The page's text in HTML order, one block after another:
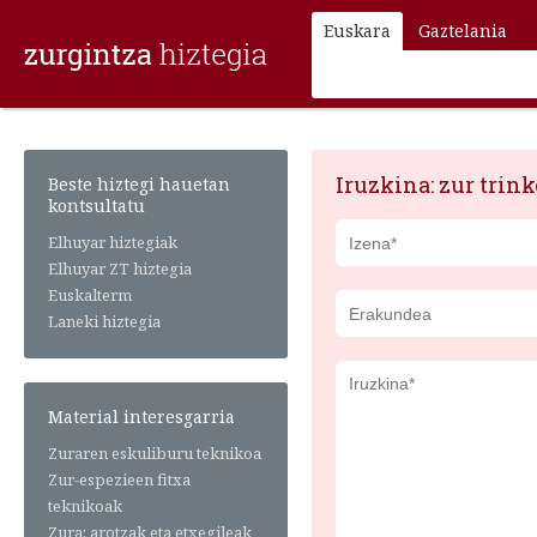
Euskara Gaztelania
Iruzkina: zur
Beste hiztegi hauetan
kontsultatu
Elhuyar hiztegiak
Elhuyar ZT hiztegia
Euskalterm
Laneki hiztegia
Material interesgarria
Zuraren eskuliburu teknikoa
Zur-espezieen fitxa
teknikoak
Zura: arotzak eta etxegileak